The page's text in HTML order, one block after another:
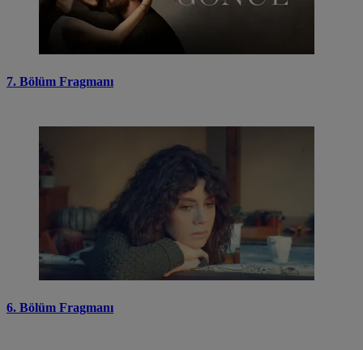
7. Bölüm Fragmanı
6. Bölüm Fragmanı